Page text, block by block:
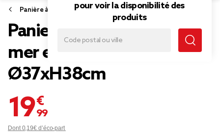
pour voir la disponibilité des
produits
Panière à linge
Panier à linge 42L jonc de
mer et feutrine noir
Ø37xH38cm
19,99 €
Dont 0,19€ d’éco-part